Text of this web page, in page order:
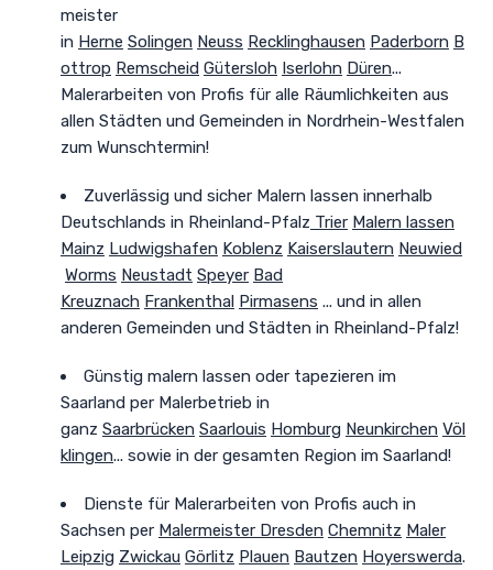
meister
in Herne Solingen Neuss Recklinghausen Paderborn B
ottrop Remscheid Gütersloh Iserlohn Düren...
Malerarbeiten von Profis für alle Räumlichkeiten aus
allen Städten und Gemeinden in Nordrhein-Westfalen
zum Wunschtermin!
Zuverlässig und sicher Malern lassen innerhalb
Deutschlands in Rheinland-Pfalz Trier Malern lassen
Mainz Ludwigshafen Koblenz Kaiserslautern Neuwied
Worms Neustadt Speyer Bad
Kreuznach Frankenthal Pirmasens ... und in allen
anderen Gemeinden und Städten in Rheinland-Pfalz!
Günstig malern lassen oder tapezieren im
Saarland per Malerbetrieb in
ganz Saarbrücken Saarlouis Homburg Neunkirchen Völ
klingen... sowie in der gesamten Region im Saarland!
Dienste für Malerarbeiten von Profis auch in
Sachsen per Malermeister Dresden Chemnitz Maler
Leipzig Zwickau Görlitz Plauen Bautzen Hoyerswerda.